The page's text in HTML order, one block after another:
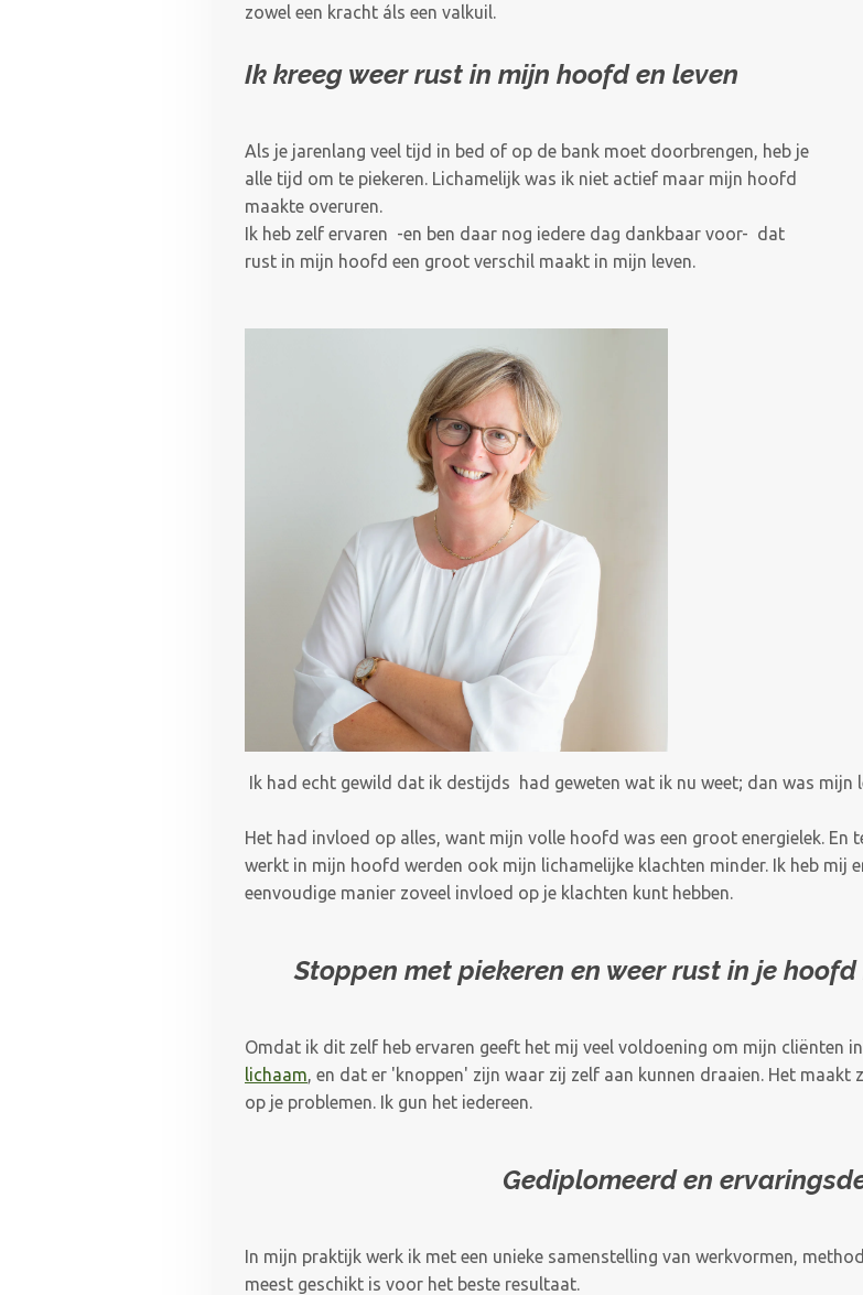
zowel een kracht áls een valkuil.
Ik kreeg weer rust in mijn hoofd en leven
Als je jarenlang veel tijd in bed of op de bank moet doorbrengen, heb je
alle tijd om te piekeren. Lichamelijk was ik niet actief maar mijn hoofd
maakte overuren.
Ik heb zelf ervaren -en ben daar nog iedere dag dankbaar voor- dat
rust in mijn hoofd een groot verschil maakt in mijn leven.
Ik had echt gewild dat ik destijds had geweten wat ik nu weet; dan was mijn
Het had invloed op alles, want mijn volle hoofd was een groot energielek. En
werkt in mijn hoofd werden ook mijn lichamelijke klachten minder. Ik heb mij
eenvoudige manier zoveel invloed op je klachten kunt hebben.
Stoppen met piekeren en weer rust in je
Omdat ik dit zelf heb ervaren geeft het mij veel voldoening om mijn cliënten
lichaam , en dat er 'knoppen' zijn waar zij zelf aan kunnen draaien. Het
op je problemen. Ik gun het iedereen.
Gediplomeerd en
In mijn praktijk werk ik met een unieke samenstelling van werkvormen,
meest geschikt is voor het beste resultaat.